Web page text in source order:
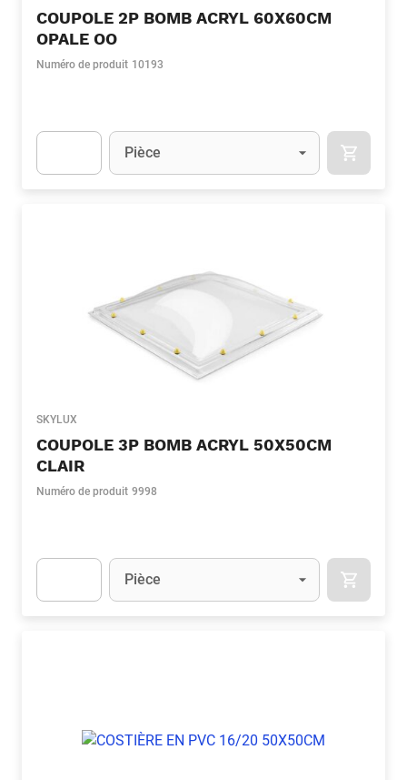
COUPOLE 2P BOMB ACRYL 60X60CM
OPALE OO
Numéro de produit 10193
Unité
Pièce
SKYLUX
COUPOLE 3P BOMB ACRYL 50X50CM
CLAIR
Numéro de produit 9998
Unité
Pièce